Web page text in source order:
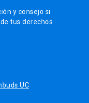
y consejo si
tus derechos
UC